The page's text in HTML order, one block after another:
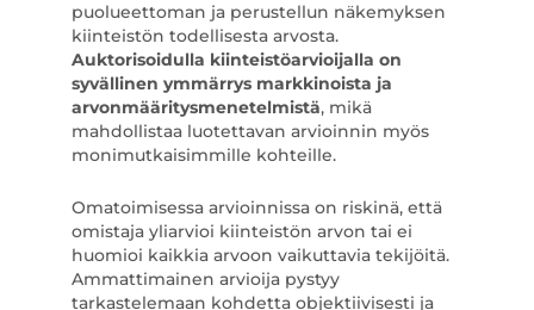
puolueettoman ja perustellun näkemyksen
kiinteistön todellisesta arvosta.
Auktorisoidulla kiinteistöarvioijalla on
syvällinen ymmärrys markkinoista ja
arvonmääritysmenetelmistä, mikä
mahdollistaa luotettavan arvioinnin myös
monimutkaisimmille kohteille.
Omatoimisessa arvioinnissa on riskinä, että
omistaja yliarvioi kiinteistön arvon tai ei
huomioi kaikkia arvoon vaikuttavia tekijöitä.
Ammattimainen arvioija pystyy
tarkastelemaan kohdetta objektiivisesti ja